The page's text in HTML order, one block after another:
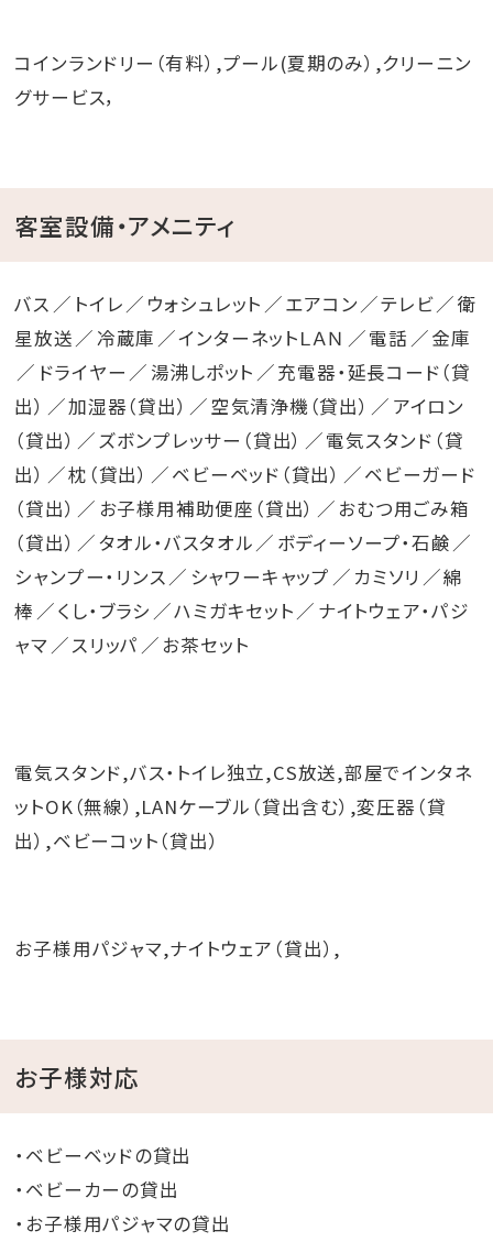
コインランドリー（有料）,プール(夏期のみ）,クリーニン
グサービス，
客室設備・アメニティ
バス トイレ ウォシュレット エアコン テレビ
衛
星放送
冷蔵庫 インターネットＬＡＮ 電話
金庫
ドライヤー
湯沸しポット
充電器・延長コード（貸
出）
加湿器（貸出） 空気清浄機（貸出）
アイロン
（貸出）
ズボンプレッサー（貸出）
電気スタンド（貸
出）
枕（貸出） ベビーベッド（貸出）
ベビーガード
（貸出）
お子様用補助便座（貸出）
おむつ用ごみ箱
（貸出）
タオル・バスタオル
ボディーソープ・石鹸
シャンプー・リンス
シャワーキャップ カミソリ
綿
棒
くし・ブラシ ハミガキセット
ナイトウェア・パジ
ャマ
スリッパ お茶セット
電気スタンド,バス・トイレ独立,CS放送,部屋でインタネ
ットOK（無線）,LANケーブル（貸出含む）,変圧器（貸
出）,ベビーコット（貸出）
お子様用パジャマ,ナイトウェア（貸出）,
お子様対応
・ベビーベッドの貸出
・ベビーカーの貸出
・お子様用パジャマの貸出